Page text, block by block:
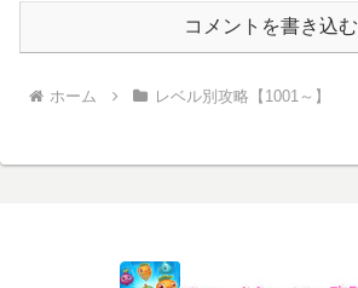
コメントを書き込む
ホーム レベル別攻略【1001～】